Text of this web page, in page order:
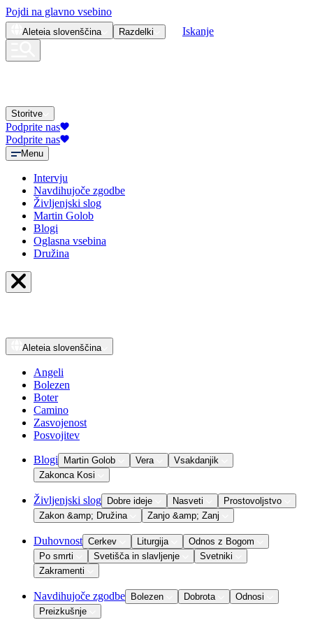
Pojdi na glavno vsebino
Aleteia slovenščina Razdelki Iskanje
Storitve
Podprite nas
Podprite nas
Menu
Intervju
Navdihujoče zgodbe
Življenjski slog
Martin Golob
Blogi
Oglasna vsebina
Družina
Aleteia slovenščina
Angeli
Bolezen
Boter
Camino
Zasvojenost
Posvojitev
Blogi Martin Golob Vera
Vsakdanjik
Zakonca Kosi
Življenjski slog Dobre ideje Nasveti
Prostovoljstvo
Zakon &amp; Družina
Zanjo &amp; Zanj
Duhovnost Cerkev Liturgija
Odnos z Bogom
Po smrti
Svetišča in slavljenje
Svetniki
Zakramenti
Navdihujoče zgodbe Bolezen Dobrota
Odnosi
Preizkušnje